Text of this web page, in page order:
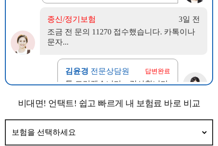
비대면! 언택트! 쉽고 빠르게 내 보험료 바로 비교